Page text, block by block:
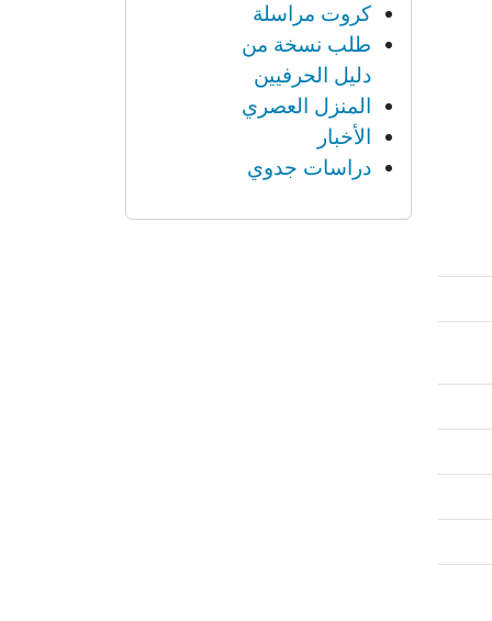
كروت مراسلة
طلب نسخة من
دليل الحرفيين
المنزل العصري
الأخبار
دراسات جدوي